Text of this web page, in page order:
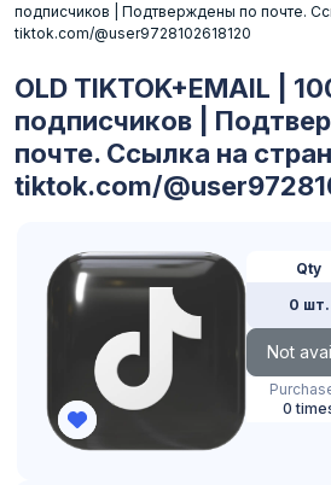
подписчиков | Подтверждены по почте.
tiktok.com/@user9728102618120
OLD TIKTOK+EMAIL |
подписчиков |
почте. Ссылка на
tiktok.com/
Qty
0 шт.
Not
0